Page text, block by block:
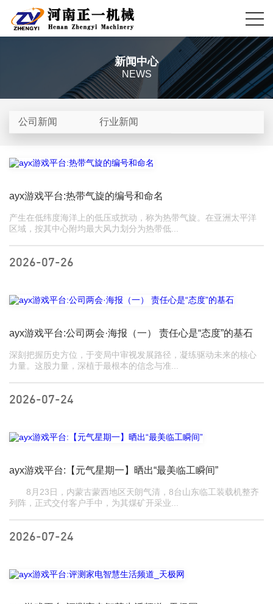
新闻中心
NEWS
公司新闻 行业新闻
ayx游戏平台:热带气旋的编号和命名
产生在低纬度海洋上的低压或扰动，称为热带气旋。在亚洲太平洋
区域，按其中心附均最大风力划分为热带低...
2026-07-26
ayx游戏平台:公司两会·海报（一） 责任心是“态度”的基石
深刻把握历史方位，于变局中审视发展路径，凝练驱动未来的核心
力量。这股力量，深植于最根本的信念与准...
2026-07-24
ayx游戏平台:【元气星期一】晒出“最美临工瞬间”
8月23日，内蒙古蒙西地区天朗气清，8台山东临工装载机整齐
列阵，正式交付客户手中，为其煤矿开采业...
2026-07-24